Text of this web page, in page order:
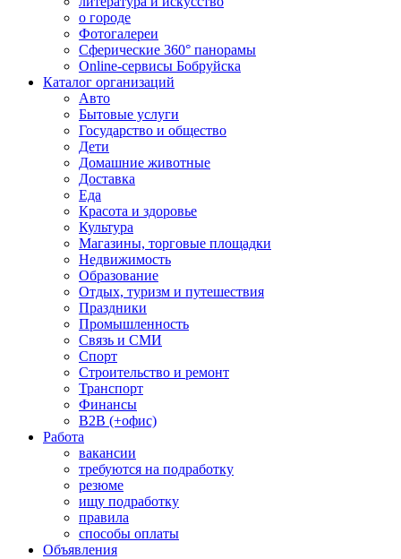
о городе
Фотогалереи
Сферические 360° панорамы
Online-сервисы Бобруйска
Каталог организаций
Авто
Бытовые услуги
Государство и общество
Дети
Домашние животные
Доставка
Еда
Красота и здоровье
Культура
Магазины, торговые площадки
Недвижимость
Образование
Отдых, туризм и путешествия
Праздники
Промышленность
Связь и СМИ
Спорт
Строительство и ремонт
Транспорт
Финансы
B2B (+офис)
Работа
вакансии
требуются на подработку
резюме
ищу подработку
правила
способы оплаты
Объявления